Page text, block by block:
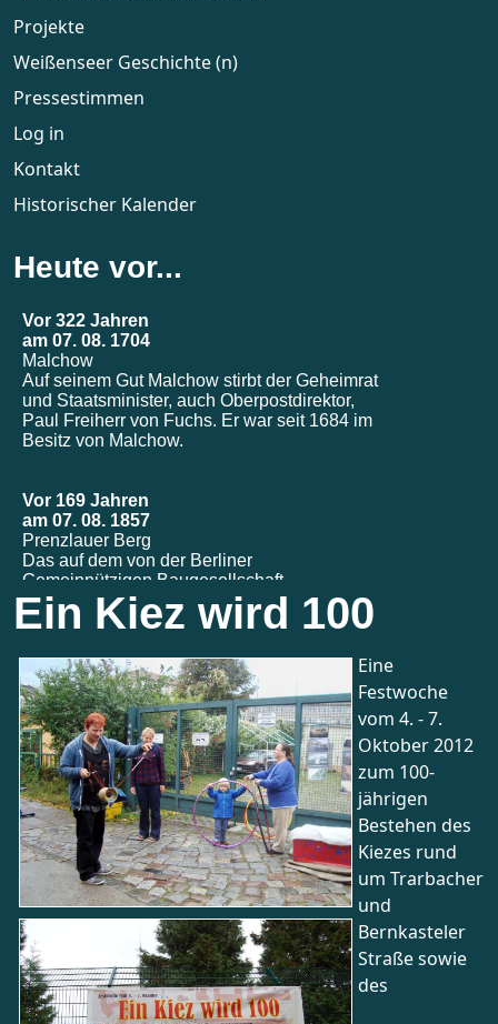
Projekte
Weißenseer Geschichte (n)
Pressestimmen
Log in
Kontakt
Historischer Kalender
Heute vor...
Ein Kiez wird 100
Eine
Festwoche
vom 4. - 7.
Oktober 2012
zum 100-
jährigen
Bestehen des
Kiezes rund
um Trarbacher
und
Bernkasteler
Straße sowie
des